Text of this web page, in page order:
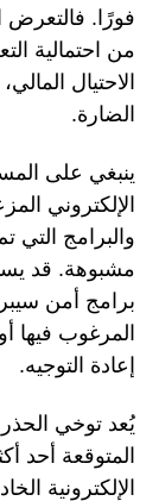
فورًا. فالتعرض
من احتمالية
الاحتيال
الضارة.
ينبغي على
الإلكتروني
والبرامج التي
مشبوهة. قد
برامج أمن
المرغوب فيها
إعادة التوجيه.
يُعد توخي
المتوقعة أحد
الإلكترونية